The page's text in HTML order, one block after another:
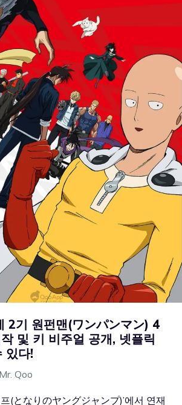
2기 원펀맨(ワンパンマン) 4
및 키 비주얼 공개, 넷플릭
있다!
Mr. Qoo
(となりのヤングジャンプ)’에서 연재